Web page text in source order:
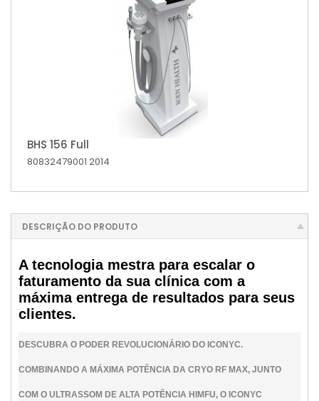
BHS 156 Full
80832479001 2014
DESCRIÇÃO DO PRODUTO
A tecnologia mestra para escalar o
faturamento da sua clínica com a
máxima entrega de resultados para seus
clientes.
DESCUBRA O PODER REVOLUCIONÁRIO DO ICONYC.
COMBINANDO A MÁXIMA POTÊNCIA DA CRYO RF MAX, JUNTO
COM O ULTRASSOM DE ALTA POTÊNCIA HIMFU, O ICONYC